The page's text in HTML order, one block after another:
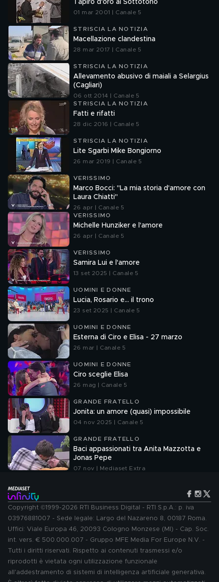
Tapiro d'oro ai Sottotono
01 mar 2001 | Canale 5
STRISCIA LA NOTIZIA
Macellazione clandestina
28 mar 2017 | Canale 5
STRISCIA LA NOTIZIA
Allevamento abusivo di maiali a Selargius
(Cagliari)
06 ott 2014 | Canale 5
STRISCIA LA NOTIZIA
Fatti e rifatti
28 dic 2016 | Canale 5
STRISCIA LA NOTIZIA
Lite Sgarbi Mike Bongiorno
26 mar 2019 | Canale 5
VERISSIMO
Marco Bocci: "La mia storia d'amore con
Laura Chiatti"
26 apr | Canale 5
VERISSIMO
Michelle Hunziker e l'amore
26 apr | Canale 5
VERISSIMO
Samira Lui e l'amore
13 set 2025 | Canale 5
UOMINI E DONNE
Lucia, Rosario e... il trono
23 set 2025 | Canale 5
UOMINI E DONNE
Esterna di Ciro e Elisa - 27 marzo
26 mar | Canale 5
UOMINI E DONNE
Ciro sceglie Elisa
26 mag | Canale 5
GRANDE FRATELLO
Jonita: un amore (quasi) impossibile
04 nov 2025 | Canale 5
GRANDE FRATELLO
Baci appassionati tra Anita Mazzotta e
Jonas Pepe
07 nov | Mediaset Extra
Copyright ©1999-2026 RTI Business Digital - RTI S.p.A.: p. iva
03976881007 - Sede legale: Largo del Nazareno 8, 00187 Roma.
Uffici: Viale Europa 46, 20093 Cologno Monzese (MI) - Cap. Soc.
int. vers. € 500.000.007 - Gruppo MFE Media For Europe N.V. -
Tutti i diritti riservati. Rispetto ai contenuti trasmessi e/o
riprodotti è vietata ogni utilizzazione funzionale
all'addestramento di sistemi di intelligenza artificiale generativa.